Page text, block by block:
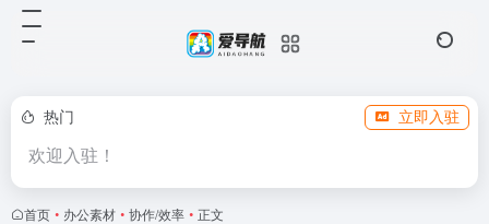
热门 立即入驻
欢迎入驻！
首页 • 办公素材 • 协作/效率 • 正文